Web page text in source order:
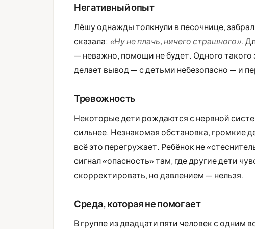
Негативный опыт
Лёшу однажды толкнули в песочнице,
сказала: «Ну не плачь, ничего страшного».
— неважно, помощи не будет. Одного такого
делает вывод — с детьми небезопасно — и
Тревожность
Некоторые дети рождаются с нервной
сильнее. Незнакомая обстановка, громкие
всё это перегружает. Ребёнок не
сигнал «опасность» там, где другие дети
скорректировать, но давлением — нельзя.
Среда, которая не помогает
В группе из двадцати пяти человек с одним